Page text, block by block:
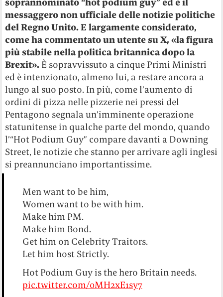
messaggero non ufficiale delle notizie politiche
del Regno Unito. E largamente considerato,
come ha commentato un utente su X, «la figura
più stabile nella politica britannica dopo la
Brexit». È sopravvissuto a cinque Primi Ministri
ed è intenzionato, almeno lui, a restare ancora a
lungo al suo posto. In più, come l’aumento di
ordini di pizza nelle pizzerie nei pressi del
Pentagono segnala un’imminente operazione
statunitense in qualche parte del mondo, quando
l’“Hot Podium Guy” compare davanti a Downing
Street, le notizie che stanno per arrivare agli inglesi
si preannunciano importantissime.
Men want to be him,
Women want to be with him.
Make him PM.
Make him Bond.
Get him on Celebrity Traitors.
Let him host Strictly.
Hot Podium Guy is the hero Britain needs.
pic.twitter.com/0MH2xE1sy7